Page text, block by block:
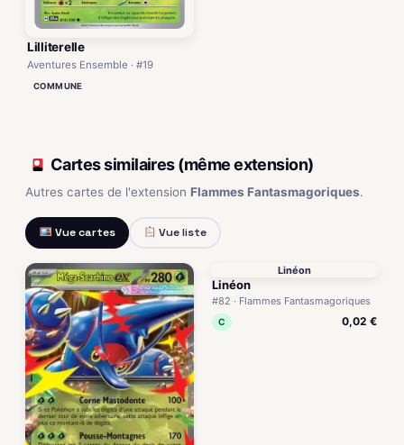
Lilliterelle
Aventures Ensemble · #19
COMMUNE
Cartes similaires (même extension)
Autres cartes de l'extension Flammes Fantasmagoriques.
Vue cartes Vue liste
Linéon
Linéon
#82 · Flammes Fantasmagoriques
C 0,02 €